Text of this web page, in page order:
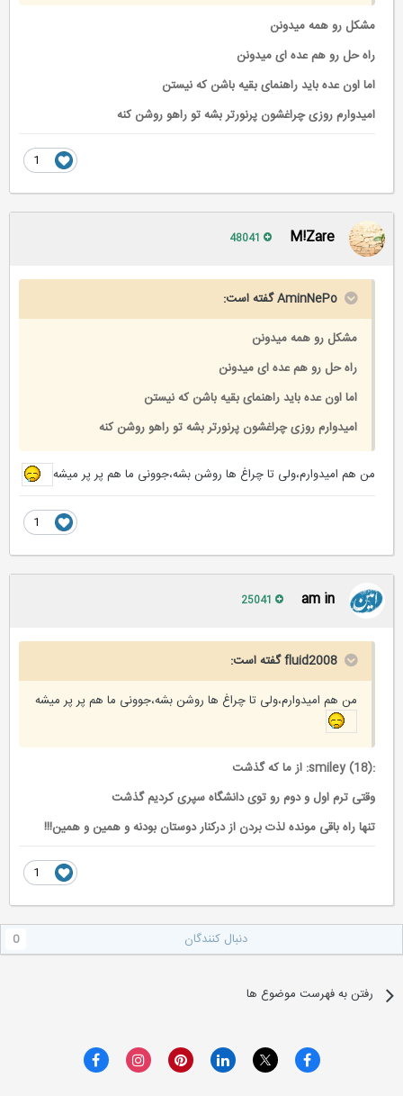
مشکل رو همه میدونن
راه حل رو هم عده ای میدونن
اما اون عده باید راهنمای بقیه باشن که نیستن
امیدوارم روزی چراغشون پرنورتر بشه تو راهو روشن کنه
M!Zare
AminNePo گفته است:
مشکل رو همه میدونن
راه حل رو هم عده ای میدونن
اما اون عده باید راهنمای بقیه باشن که نیستن
امیدوارم روزی چراغشون پرنورتر بشه تو راهو روشن کنه
من هم امیدوارم،ولی تا چراغ ها روشن بشه،جوونی ما هم پر پر میشه
am in
fluid2008 گفته است:
من هم امیدوارم،ولی تا چراغ ها روشن بشه،جوونی ما هم پر پر میشه
وقتی ترم اول و دوم رو توی دانشگاه سپری کردیم گذشت
تنها راه باقی مونده لذت بردن از درکنار دوستان بودنه و همین و همین!!!
دنبال کنندگان
رفتن به فهرست موضوع ها